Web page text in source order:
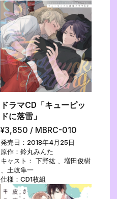
ドラマCD「キューピッ
ドに落雷」
¥3,850 / MBRC-010
発売日：2018年4月25日
原作：鈴丸みんた
キャスト： 下野紘 、増田俊樹
、土岐隼一
仕様：CD1枚組